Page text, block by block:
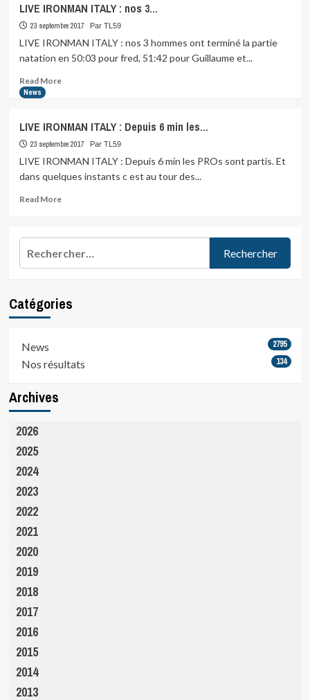
:
fin
du
de
LIVE IRONMAN ITALY : nos 3…
23 septembre 2017 Par TL59
LIVE IRONMAN ITALY : nos 3 hommes ont terminé la partie
natation en 50:03 pour fred, 51:42 pour Guillaume et...
Read MoreRead
IRONMAN
ITALY
:
3…
News
LIVE IRONMAN ITALY : Depuis 6 min les…
23 septembre 2017 Par TL59
LIVE IRONMAN ITALY : Depuis 6 min les PROs sont partis. Et
dans quelques instants c est au tour des...
Read MoreRead
LIVE
IRONMAN
6
Catégories
News 2795
Nos résultats 134
Archives
2026
2025
2024
2023
2022
2021
2020
2019
2018
2017
2016
2015
2014
2013